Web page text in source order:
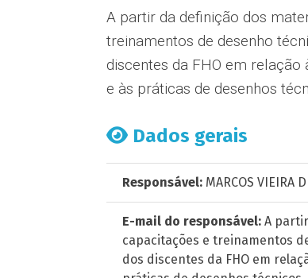
A partir da definição dos
treinamentos de desenho
discentes da FHO em
e às práticas de desenhos
Dados gerais
Responsável: MARCOS VIEIRA
E-mail do responsável: A
capacitações e treinamentos
dos discentes da FHO em